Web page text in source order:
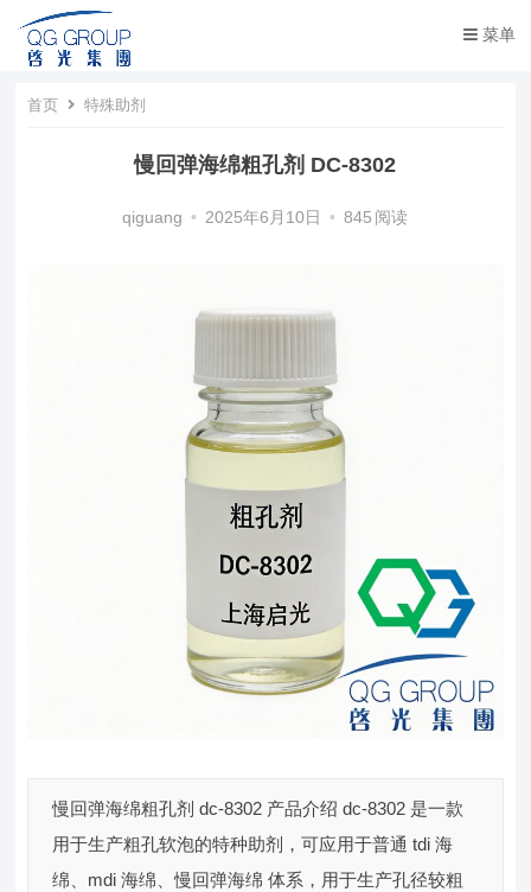
菜单
首页 特殊助剂
慢回弹海绵粗孔剂 DC-8302
qiguang • 2025年6月10日 • 845 阅读
慢回弹海绵粗孔剂 dc-8302 产品介绍 dc-8302 是一款
用于生产粗孔软泡的特种助剂，可应用于普通 tdi 海
绵、mdi 海绵、慢回弹海绵 体系，用于生产孔径较粗